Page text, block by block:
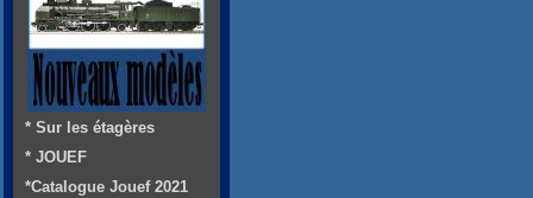
* Sur les étagères
* JOUEF
*Catalogue Jouef 2021